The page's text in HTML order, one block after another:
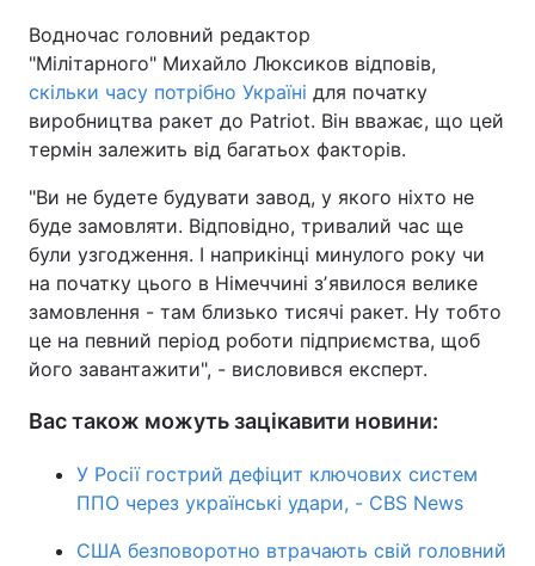
Водночас головний редактор
"Мілітарного" Михайло Люксиков відповів,
скільки часу потрібно Україні для початку
виробництва ракет до Patriot. Він вважає, що цей
термін залежить від багатьох факторів.
"Ви не будете будувати завод, у якого ніхто не
буде замовляти. Відповідно, тривалий час ще
були узгодження. І наприкінці минулого року чи
на початку цього в Німеччині зʼявилося велике
замовлення - там близько тисячі ракет. Ну тобто
це на певний період роботи підприємства, щоб
його завантажити", - висловився експерт.
Вас також можуть зацікавити новини:
У Росії гострий дефіцит ключових систем
ППО через українські удари, - CBS News
США безповоротно втрачають свій головний